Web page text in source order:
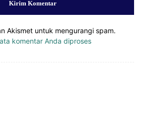
Akismet untuk mengurangi spam.
komentar Anda diproses